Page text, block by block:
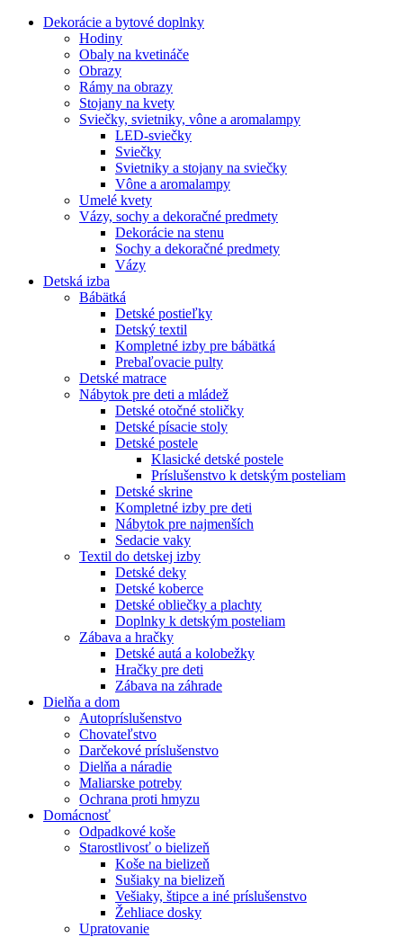
Dekorácie a bytové doplnky
Hodiny
Obaly na kvetináče
Obrazy
Rámy na obrazy
Stojany na kvety
Sviečky, svietniky, vône a aromalampy
LED-sviečky
Sviečky
Svietniky a stojany na sviečky
Vône a aromalampy
Umelé kvety
Vázy, sochy a dekoračné predmety
Dekorácie na stenu
Sochy a dekoračné predmety
Vázy
Detská izba
Bábätká
Detské postieľky
Detský textil
Kompletné izby pre bábätká
Prebaľovacie pulty
Detské matrace
Nábytok pre deti a mládež
Detské otočné stoličky
Detské písacie stoly
Detské postele
Klasické detské postele
Príslušenstvo k detským posteliam
Detské skrine
Kompletné izby pre deti
Nábytok pre najmenších
Sedacie vaky
Textil do detskej izby
Detské deky
Detské koberce
Detské obliečky a plachty
Doplnky k detským posteliam
Zábava a hračky
Detské autá a kolobežky
Hračky pre deti
Zábava na záhrade
Dielňa a dom
Autopríslušenstvo
Chovateľstvo
Darčekové príslušenstvo
Dielňa a náradie
Maliarske potreby
Ochrana proti hmyzu
Domácnosť
Odpadkové koše
Starostlivosť o bielizeň
Koše na bielizeň
Sušiaky na bielizeň
Vešiaky, štipce a iné príslušenstvo
Žehliace dosky
Upratovanie